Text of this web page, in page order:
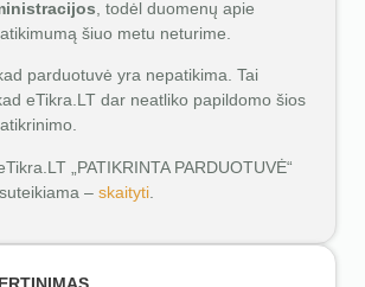
, todėl duomenų apie
šiuo metu neturime.
parduotuvė yra nepatikima. Tai
eTikra.LT dar neatliko papildomo šios
„PATIKRINTA PARDUOTUVĖ“
– skaityti